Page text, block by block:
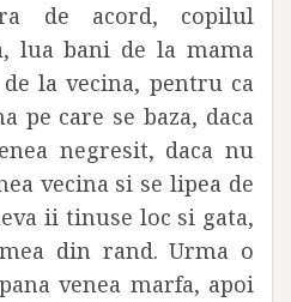
de acord, copilul
lua bani de la mama
de la vecina, pentru ca
pe care se baza, daca
negresit, daca nu
vecina si se lipea de
ii tinuse loc si gata,
din rand. Urma o
venea marfa, apoi